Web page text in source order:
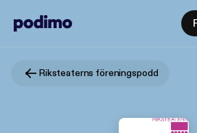
Riksteaterns föreningspodd